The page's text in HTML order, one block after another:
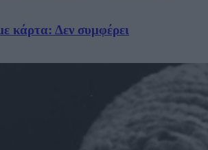
κάρτα: Δεν συμφέρει